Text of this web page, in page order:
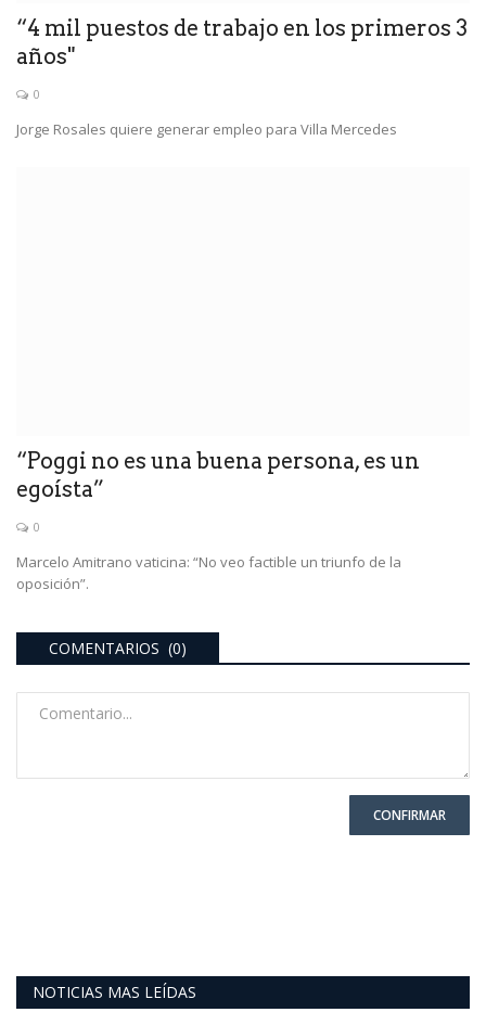
“4 mil puestos de trabajo en los primeros 3
años"
0
Jorge Rosales quiere generar empleo para Villa Mercedes
“Poggi no es una buena persona, es un
egoísta”
0
Marcelo Amitrano vaticina: “No veo factible un triunfo de la
oposición”.
COMENTARIOS (0)
CONFIRMAR
NOTICIAS MAS LEÍDAS